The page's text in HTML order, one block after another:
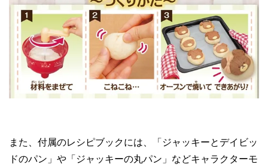
また、付属のレシピブックには、「ジャッキーとデイビッ
ドのパン」や「ジャッキーの丸パン」などキャラクターモ